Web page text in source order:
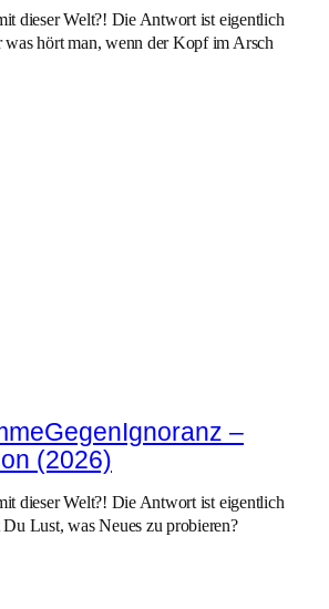
dieser Welt?! Die Antwort ist eigentlich
was hört man, wenn der Kopf im Arsch
–
(2026)
dieser Welt?! Die Antwort ist eigentlich
Lust, was Neues zu probieren?